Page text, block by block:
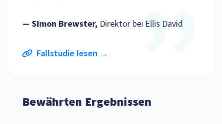
— Simon Brewster, Direktor bei Ellis David
Fallstudie lesen →
Bewährten Ergebnissen